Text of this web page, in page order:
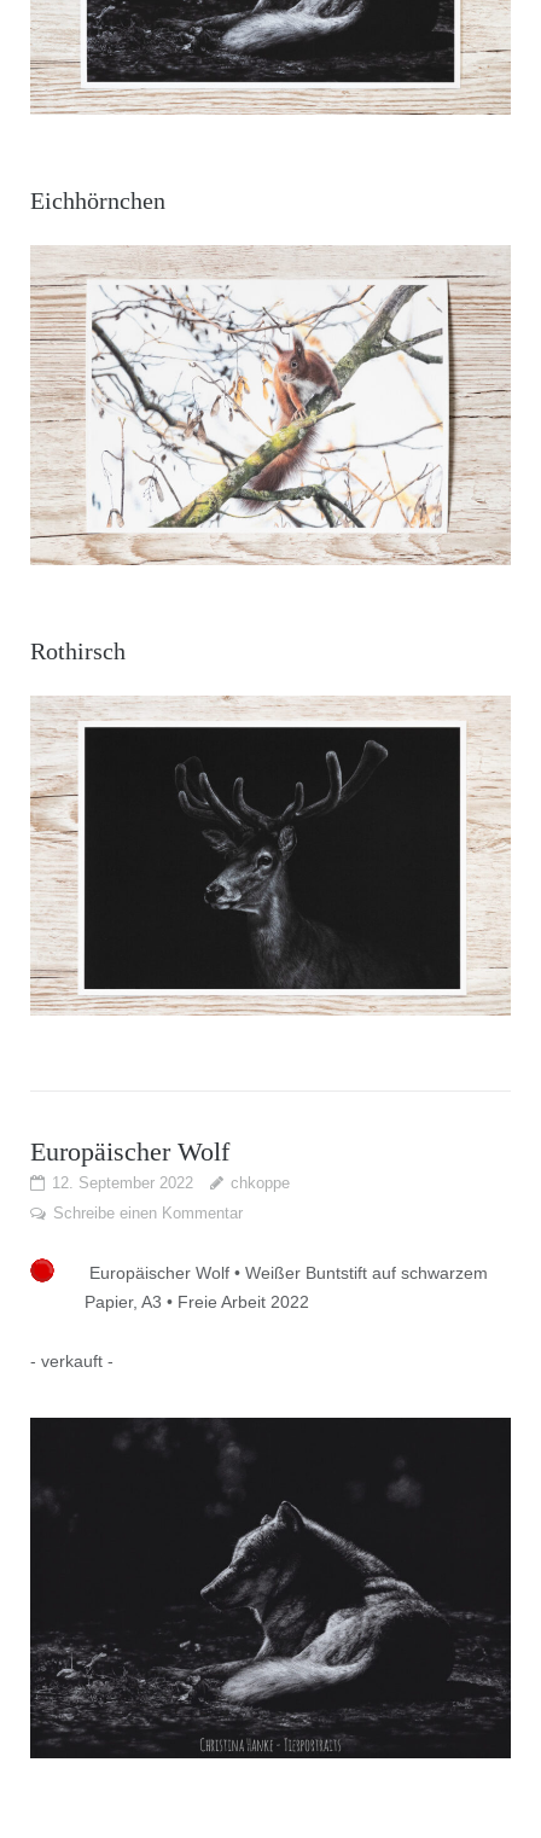
Eichhörnchen
Rothirsch
Europäischer Wolf
12. September 2022
chkoppe
Schreibe einen Kommentar
Europäischer Wolf • Weißer Buntstift auf schwarzem
Papier, A3 • Freie Arbeit 2022
- verkauft -